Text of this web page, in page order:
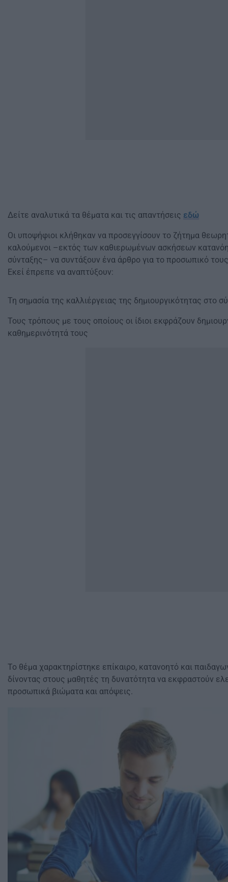
Δείτε αναλυτικά τα θέματα και τις απαντήσεις εδώ
Οι υποψήφιοι κλήθηκαν να προσεγγίσουν το ζήτημα
καλούμενοι –εκτός των καθιερωμένων ασκήσεων
σύνταξης– να συντάξουν ένα άρθρο για το προσωπικό
Εκεί έπρεπε να αναπτύξουν:
Τη σημασία της καλλιέργειας της δημιουργικότητας στο
Τους τρόπους με τους οποίους οι ίδιοι εκφράζουν
καθημερινότητά τους
Το θέμα χαρακτηρίστηκε επίκαιρο, κατανοητό και
δίνοντας στους μαθητές τη δυνατότητα να εκφραστούν
προσωπικά βιώματα και απόψεις.